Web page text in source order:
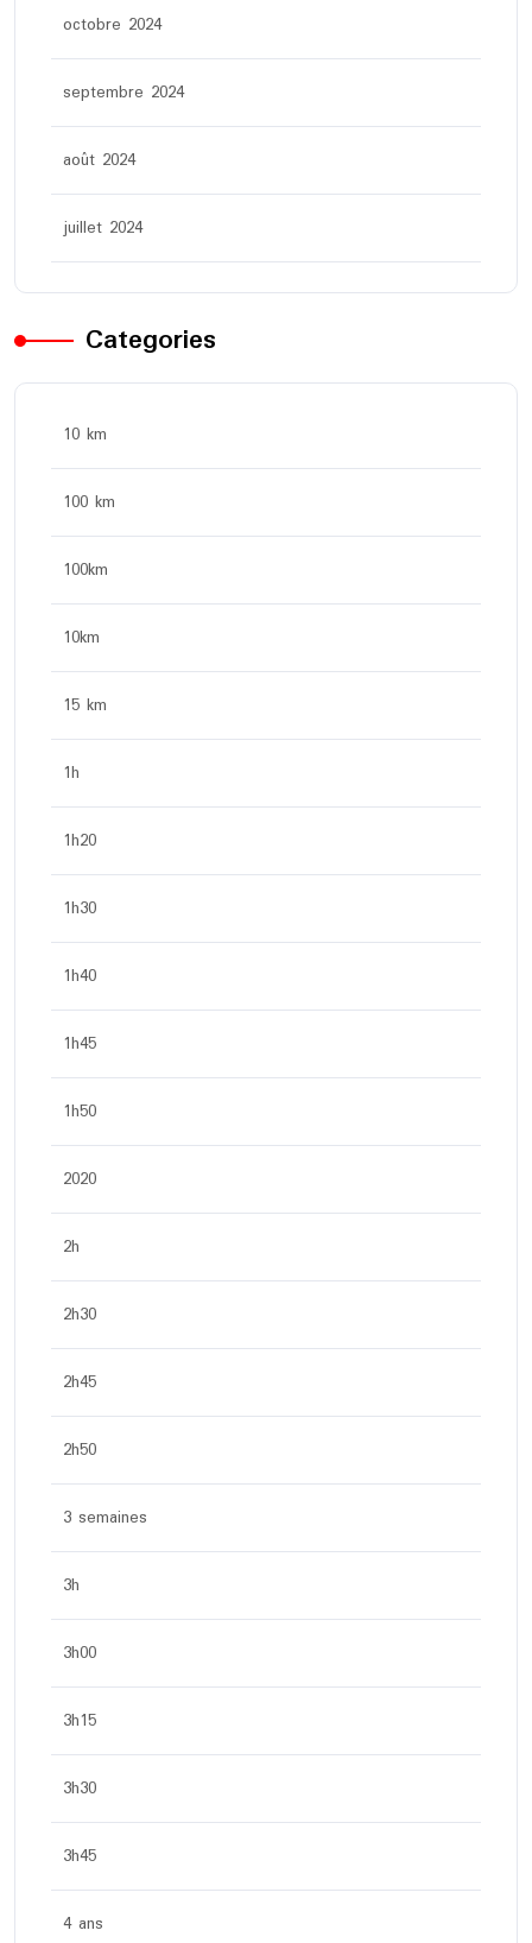
octobre 2024
septembre 2024
août 2024
juillet 2024
Categories
10 km
100 km
100km
10km
15 km
1h
1h20
1h30
1h40
1h45
1h50
2020
2h
2h30
2h45
2h50
3 semaines
3h
3h00
3h15
3h30
3h45
4 ans